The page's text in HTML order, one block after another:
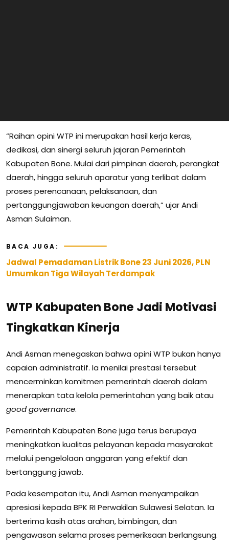
“Raihan opini WTP ini merupakan hasil kerja keras,
dedikasi, dan sinergi seluruh jajaran Pemerintah
Kabupaten Bone. Mulai dari pimpinan daerah, perangkat
daerah, hingga seluruh aparatur yang terlibat dalam
proses perencanaan, pelaksanaan, dan
pertanggungjawaban keuangan daerah,” ujar Andi
Asman Sulaiman.
BACA JUGA:
Jadwal Pemadaman Listrik Bone 23 Juni 2026, PLN
Umumkan Tiga Wilayah Terdampak
WTP Kabupaten Bone Jadi Motivasi
Tingkatkan Kinerja
Andi Asman menegaskan bahwa opini WTP bukan hanya
capaian administratif. Ia menilai prestasi tersebut
mencerminkan komitmen pemerintah daerah dalam
menerapkan tata kelola pemerintahan yang baik atau
good governance.
Pemerintah Kabupaten Bone juga terus berupaya
meningkatkan kualitas pelayanan kepada masyarakat
melalui pengelolaan anggaran yang efektif dan
bertanggung jawab.
Pada kesempatan itu, Andi Asman menyampaikan
apresiasi kepada BPK RI Perwakilan Sulawesi Selatan. Ia
berterima kasih atas arahan, bimbingan, dan
pengawasan selama proses pemeriksaan berlangsung.